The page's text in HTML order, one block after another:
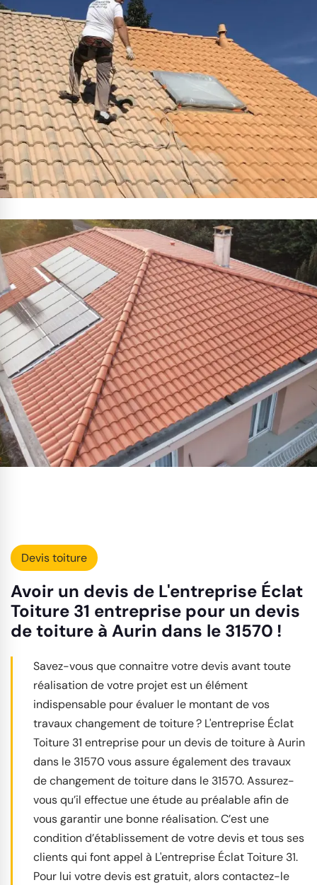
Devis toiture
Avoir un devis de L'entreprise Éclat
Toiture 31 entreprise pour un devis
de toiture à Aurin dans le 31570 !
Savez-vous que connaitre votre devis avant toute
réalisation de votre projet est un élément
indispensable pour évaluer le montant de vos
travaux changement de toiture ? L'entreprise Éclat
Toiture 31 entreprise pour un devis de toiture à Aurin
dans le 31570 vous assure également des travaux
de changement de toiture dans le 31570. Assurez-
vous qu’il effectue une étude au préalable afin de
vous garantir une bonne réalisation. C’est une
condition d’établissement de votre devis et tous ses
clients qui font appel à L'entreprise Éclat Toiture 31.
Pour lui votre devis est gratuit, alors contactez-le